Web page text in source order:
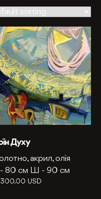
Духу
акрил, олія
-80 см Ш -90 см
300.00 USD